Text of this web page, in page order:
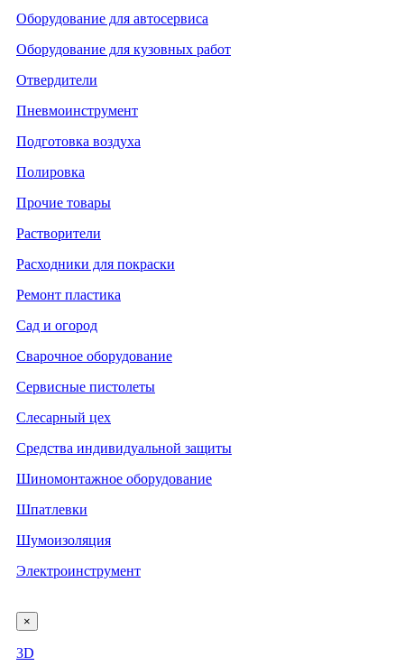
Оборудование для автосервиса
Оборудование для кузовных работ
Отвердители
Пневмоинструмент
Подготовка воздуха
Полировка
Прочие товары
Растворители
Расходники для покраски
Ремонт пластика
Сад и огород
Сварочное оборудование
Сервисные пистолеты
Слесарный цех
Средства индивидуальной защиты
Шиномонтажное оборудование
Шпатлевки
Шумоизоляция
Электроинструмент
×
3D